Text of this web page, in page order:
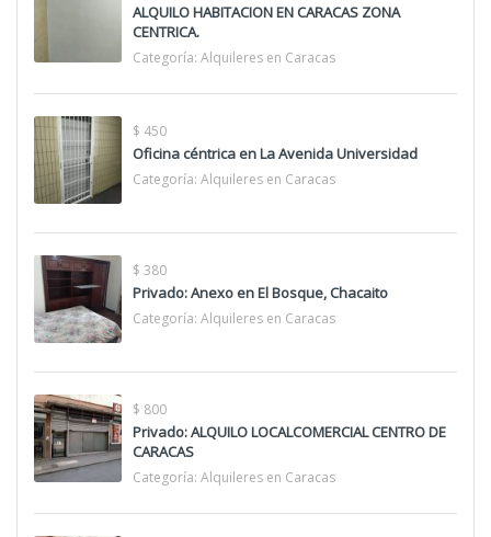
ALQUILO HABITACION EN CARACAS ZONA
CENTRICA.
Categoría: Alquileres en Caracas
$ 450
Oficina céntrica en La Avenida Universidad
Categoría: Alquileres en Caracas
$ 380
Privado: Anexo en El Bosque, Chacaito
Categoría: Alquileres en Caracas
$ 800
Privado: ALQUILO LOCALCOMERCIAL CENTRO DE
CARACAS
Categoría: Alquileres en Caracas